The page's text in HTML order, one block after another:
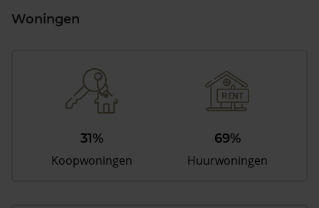
Woningen
31%
Koopwoningen
69%
Huurwoningen